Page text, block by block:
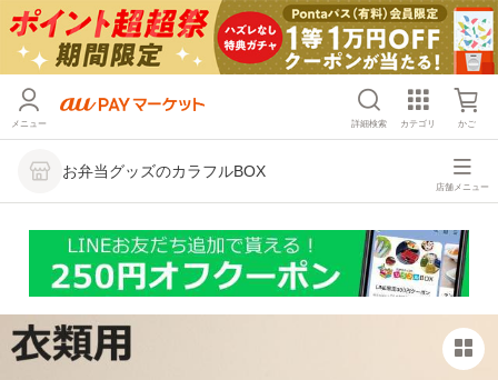
メニュー 詳細検索 カテゴリ かご
お弁当グッズのカラフルBOX
店舗メニュー